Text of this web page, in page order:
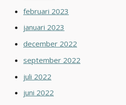
februari 2023
januari 2023
december 2022
september 2022
juli 2022
juni 2022